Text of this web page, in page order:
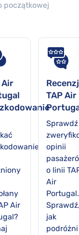
początkowej
Air
Air
TAP Air
Sprawdź
opinii
o linii
Air
Portugal.
jak
podróżni